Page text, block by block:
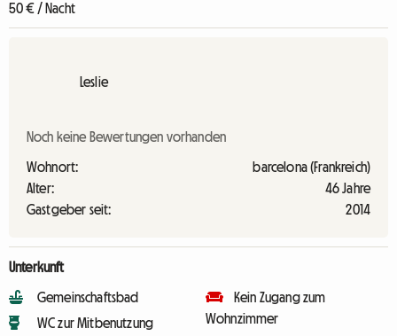
50 € / Nacht
Leslie
Noch keine Bewertungen vorhanden
Wohnort:
barcelona (Frankreich)
Alter:
46 Jahre
Gastgeber seit:
2014
Unterkunft
Gemeinschaftsbad
WC zur Mitbenutzung
Kein Zugang zum
Wohnzimmer